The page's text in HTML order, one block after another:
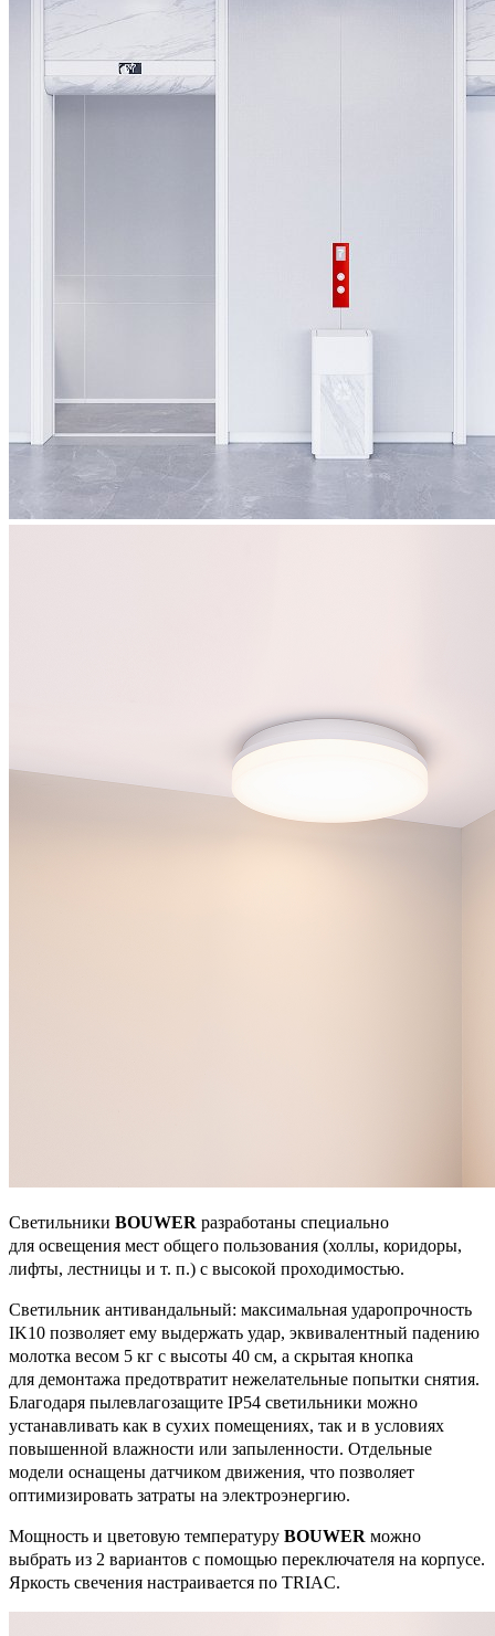
Светильники BOUWER разработаны специально
для освещения мест общего пользования (холлы, коридоры,
лифты, лестницы и т. п.) с высокой проходимостью.
Светильник антивандальный: максимальная ударопрочность
IK10 позволяет ему выдержать удар, эквивалентный падению
молотка весом 5 кг с высоты 40 см, а скрытая кнопка
для демонтажа предотвратит нежелательные попытки снятия.
Благодаря пылевлагозащите IP54 светильники можно
устанавливать как в сухих помещениях, так и в условиях
повышенной влажности или запыленности. Отдельные
модели оснащены датчиком движения, что позволяет
оптимизировать затраты на электроэнергию.
Мощность и цветовую температуру BOUWER можно
выбрать из 2 вариантов с помощью переключателя на корпусе.
Яркость свечения настраивается по TRIAC.